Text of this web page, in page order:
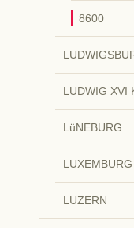
8600
LUDWIG XVI
LüNEBURG
LUXEMBURG
LUZERN